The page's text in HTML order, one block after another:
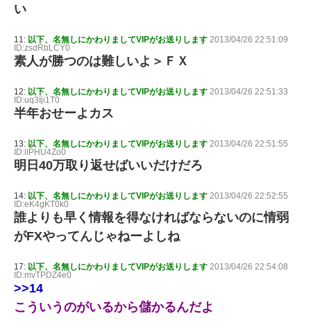
い
11: 以下、名無しにかわりましてVIPがお送りします 2013/04/26 22:51:09
ID:zsdRbLCY0
素人が勝つのは難しいよ＞ＦＸ
12: 以下、名無しにかわりましてVIPがお送りします 2013/04/26 22:51:33
ID:uq3Iji1T0
半年おせーよカス
13: 以下、名無しにかわりましてVIPがお送りします 2013/04/26 22:51:55
ID:ilPHU4Zo0
明日40万取り返せばいいだけだろ
14: 以下、名無しにかわりましてVIPがお送りします 2013/04/26 22:52:55
ID:eK4gKT0k0
誰よりも早く情報を得なければならないのに情弱
がFXやってんじゃねーよしね
17: 以下、名無しにかわりましてVIPがお送りします 2013/04/26 22:54:08
ID:mvTPDZ4e0
>>14
こういうのがいるから儲かるんだよ